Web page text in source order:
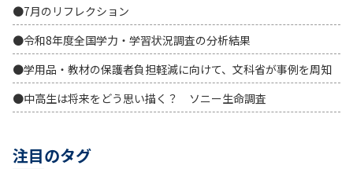
●7月のリフレクション
●令和8年度全国学力・学習状況調査の分析結果
●学用品・教材の保護者負担軽減に向けて、文科省が事例を周知
●中高生は将来をどう思い描く？ ソニー生命調査
注目のタグ